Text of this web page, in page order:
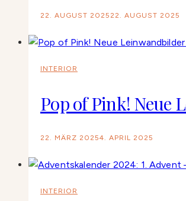
22. AUGUST 2025 22. AUGUST 2025
INTERIOR
Pop of Pink! Neue
22. MÄRZ 20254. APRIL 2025
INTERIOR